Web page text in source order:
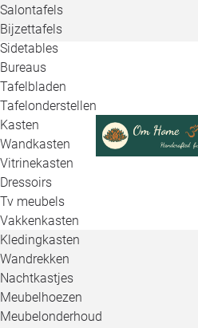
Salontafels
Bijzettafels
Sidetables
Bureaus
Tafelbladen
Tafelonderstellen
Kasten
Wandkasten
Vitrinekasten
Dressoirs
Tv meubels
Vakkenkasten
Kledingkasten
Wandrekken
Nachtkastjes
Meubelhoezen
Meubelonderhoud